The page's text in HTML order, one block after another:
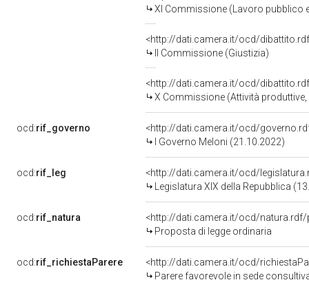
XI Commissione (Lavoro pubblico
<http://dati.camera.it/ocd/
II Commissione (Giustizia)
<http://dati.camera.it/ocd/
X Commissione (Attività
ocd:rif_governo
<http://dati.camera.it/ocd/
I Governo Meloni (21.10.2022)
ocd:rif_leg
<http://dati.camera.it/ocd/
Legislatura XIX della Repubblica
ocd:rif_natura
<http://dati.camera.it/ocd/natura.rdf/
Proposta di legge ordinaria
ocd:rif_richiestaParere
<http://dati.camera.it/ocd/
Parere favorevole in sede